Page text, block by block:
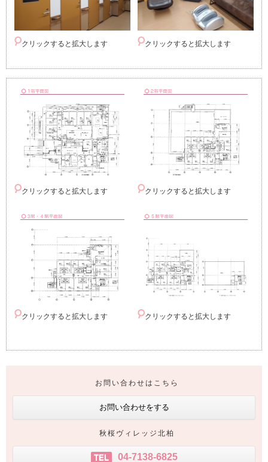
クリックすると拡大します クリックすると拡大します
クリックすると拡大します クリックすると拡大します
クリックすると拡大します クリックすると拡大します
お問い合わせはこちら
お問い合わせをする
秋桜ヴィレッジ北柏
TEL 04-7138-6825